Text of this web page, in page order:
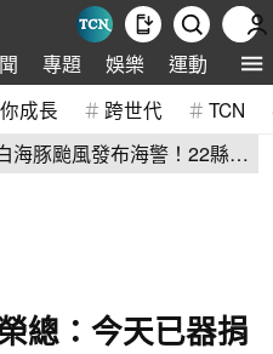
專題 娛樂 運動 全球
成長 跨世代 TCN
海豚颱風發布海警！22縣市
總：今天已器捐